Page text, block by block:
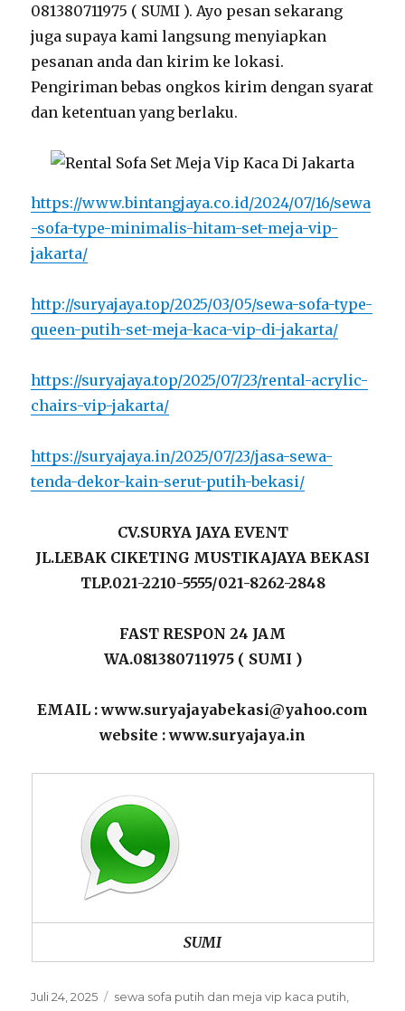
081380711975 ( SUMI ). Ayo pesan sekarang
juga supaya kami langsung menyiapkan
pesanan anda dan kirim ke lokasi.
Pengiriman bebas ongkos kirim dengan syarat
dan ketentuan yang berlaku.
https://www.bintangjaya.co.id/2024/07/16/sewa
-sofa-type-minimalis-hitam-set-meja-vip-
jakarta/
http://suryajaya.top/2025/03/05/sewa-sofa-type-
queen-putih-set-meja-kaca-vip-di-jakarta/
https://suryajaya.top/2025/07/23/rental-acrylic-
chairs-vip-jakarta/
https://suryajaya.in/2025/07/23/jasa-sewa-
tenda-dekor-kain-serut-putih-bekasi/
CV.SURYA JAYA EVENT
JL.LEBAK CIKETING MUSTIKAJAYA BEKASI
TLP.021-2210-5555/021-8262-2848
FAST RESPON 24 JAM
WA.081380711975 ( SUMI )
EMAIL : www.suryajayabekasi@yahoo.com
website : www.suryajaya.in
SUMI
Posted
Juli 24, 2025 Categories
sewa sofa putih dan meja vip kaca putih,